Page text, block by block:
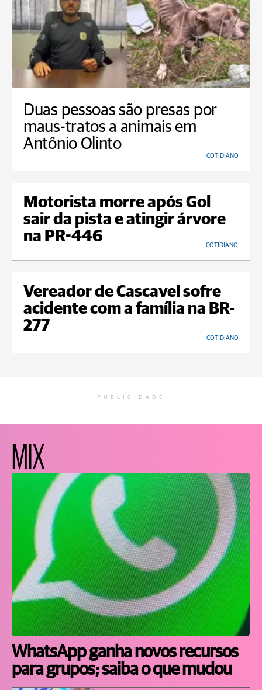
Duas pessoas são presas por
maus-tratos a animais em
Antônio Olinto
COTIDIANO
Motorista morre após Gol
sair da pista e atingir árvore
na PR-446
COTIDIANO
Vereador de Cascavel sofre
acidente com a família na BR-
277
COTIDIANO
PUBLICIDADE
MIX
WhatsApp ganha novos recursos
para grupos; saiba o que mudou